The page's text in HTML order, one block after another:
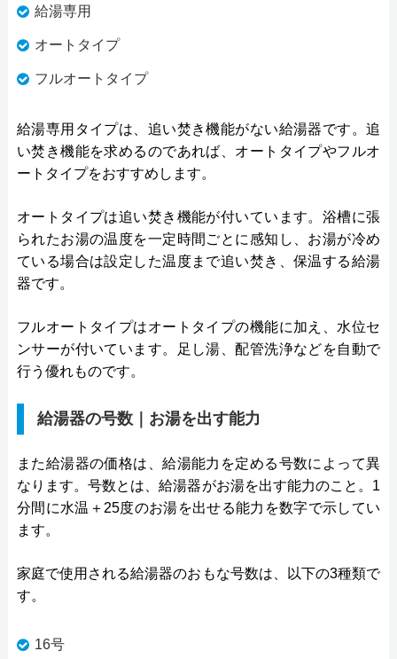
給湯専用
オートタイプ
フルオートタイプ
給湯専用タイプは、追い焚き機能がない給湯器です。追
い焚き機能を求めるのであれば、オートタイプやフルオ
ートタイプをおすすめします。
オートタイプは追い焚き機能が付いています。浴槽に張
られたお湯の温度を一定時間ごとに感知し、お湯が冷め
ている場合は設定した温度まで追い焚き、保温する給湯
器です。
フルオートタイプはオートタイプの機能に加え、水位セ
ンサーが付いています。足し湯、配管洗浄などを自動で
行う優れものです。
給湯器の号数｜お湯を出す能力
また給湯器の価格は、給湯能力を定める号数によって異
なります。号数とは、給湯器がお湯を出す能力のこと。1
分間に水温＋25度のお湯を出せる能力を数字で示してい
ます。
家庭で使用される給湯器のおもな号数は、以下の3種類で
す。
16号